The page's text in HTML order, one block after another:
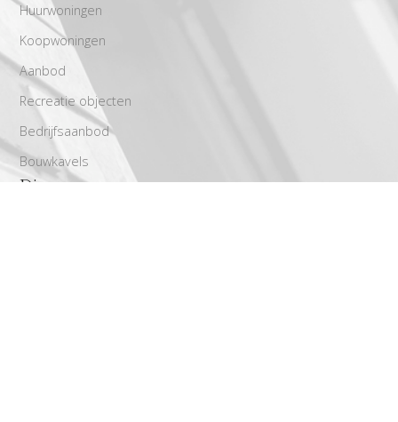
Huurwoningen
Koopwoningen
Aanbod
Recreatie objecten
Bedrijfsaanbod
Bouwkavels
Diensten